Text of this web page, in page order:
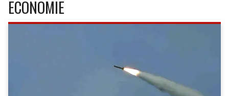
ECONOMIE